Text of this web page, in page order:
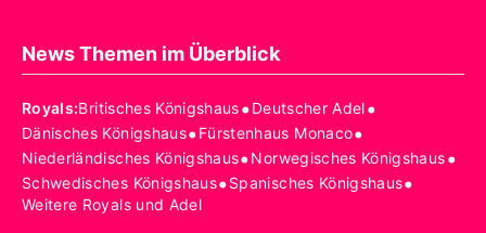
News Themen im Überblick
Royals:Britisches Königshaus•Deutscher Adel•
Dänisches Königshaus•Fürstenhaus Monaco•
Niederländisches Königshaus•Norwegisches Königshaus•
Schwedisches Königshaus•Spanisches Königshaus•
Weitere Royals und Adel